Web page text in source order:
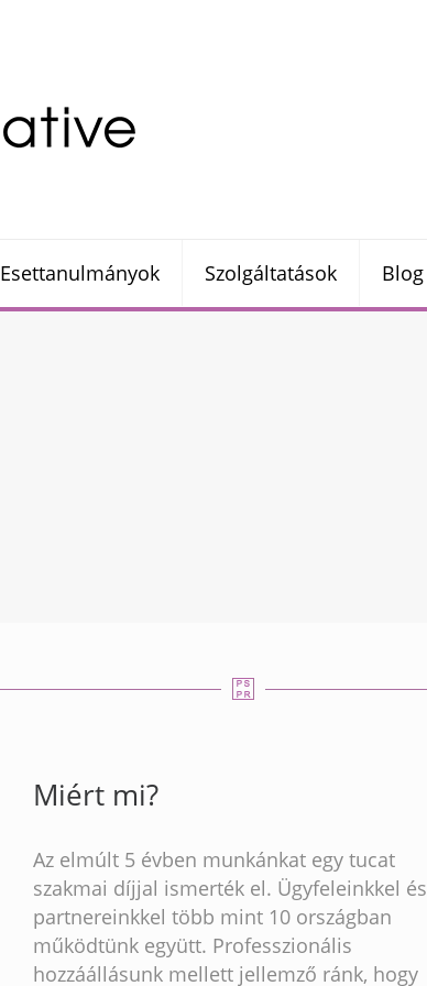
Esettanulmányok Szolgáltatások Blog
Miért mi?
Az elmúlt 5 évben munkánkat egy tucat
szakmai díjjal ismerték el. Ügyfeleinkkel és
partnereinkkel több mint 10 országban
működtünk együtt. Professzionális
hozzáállásunk mellett jellemző ránk, hogy